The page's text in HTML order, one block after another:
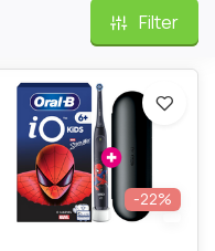
Filter
-22%